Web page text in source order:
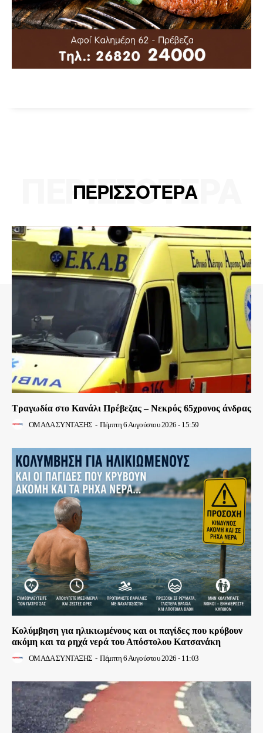
ΠΕΡΙΣΣΟΤΕΡΑ
ΠΕΡΙΣΣΟΤΕΡΑ
Τραγωδία στο Κανάλι Πρέβεζας – Νεκρός 65χρονος άνδρας
ΟΜΑΔΑ ΣΥΝΤΑΞΗΣ - Πέμπτη 6 Αυγούστου 2026 - 15:59
Κολύμβηση για ηλικιωμένους και οι παγίδες που κρύβουν
ακόμη και τα ρηχά νερά του Απόστολου Κατσανάκη
ΟΜΑΔΑ ΣΥΝΤΑΞΗΣ - Πέμπτη 6 Αυγούστου 2026 - 11:03